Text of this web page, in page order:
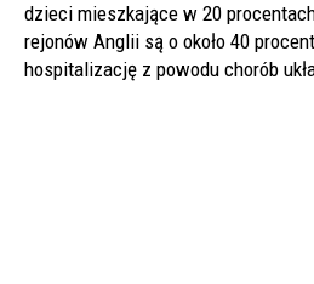
dzieci mieszkające w 20
rejonów Anglii są o około 40
hospitalizację z powodu chorób